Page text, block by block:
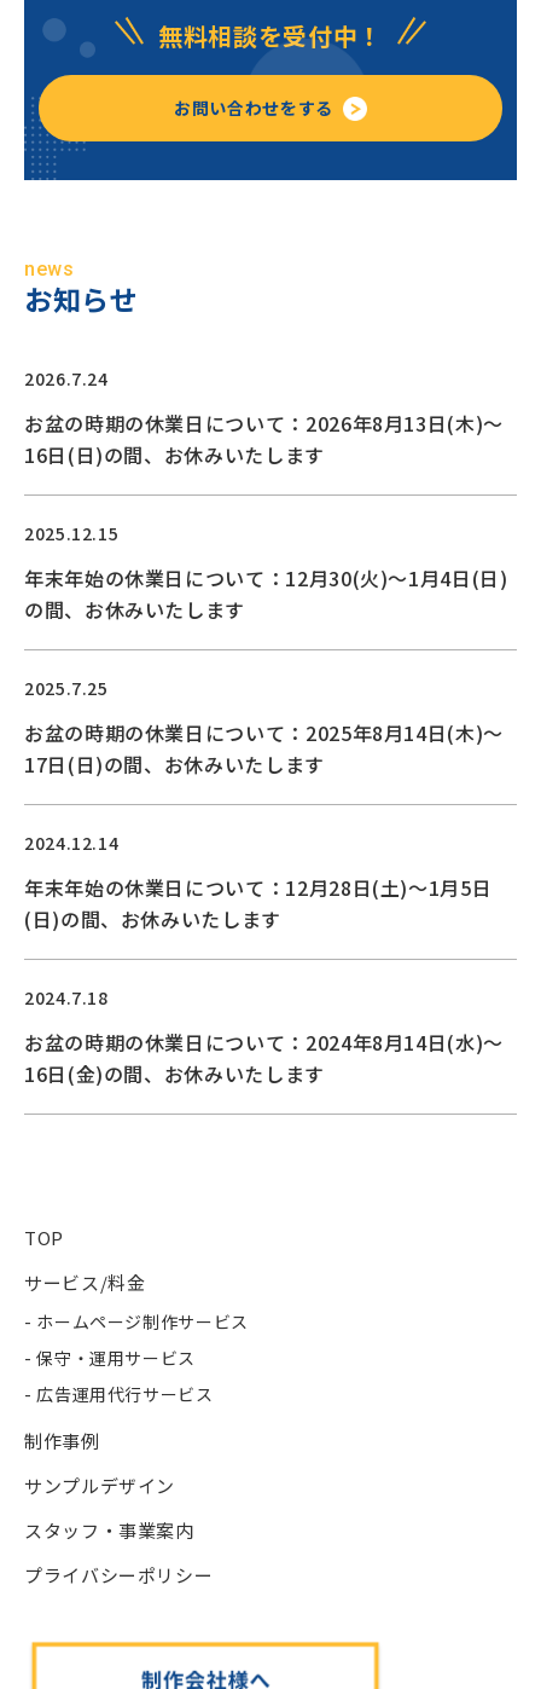
無料相談を受付中！
お問い合わせをする
news
お知らせ
2026.7.24
お盆の時期の休業日について：2026年8月13日(木)〜
16日(日)の間、お休みいたします
2025.12.15
年末年始の休業日について：12月30(火)〜1月4日(日)
の間、お休みいたします
2025.7.25
お盆の時期の休業日について：2025年8月14日(木)〜
17日(日)の間、お休みいたします
2024.12.14
年末年始の休業日について：12月28日(土)〜1月5日
(日)の間、お休みいたします
2024.7.18
お盆の時期の休業日について：2024年8月14日(水)〜
16日(金)の間、お休みいたします
TOP
サービス/料金
- ホームページ制作サービス
- 保守・運用サービス
- 広告運用代行サービス
制作事例
サンプルデザイン
スタッフ・事業案内
プライバシーポリシー